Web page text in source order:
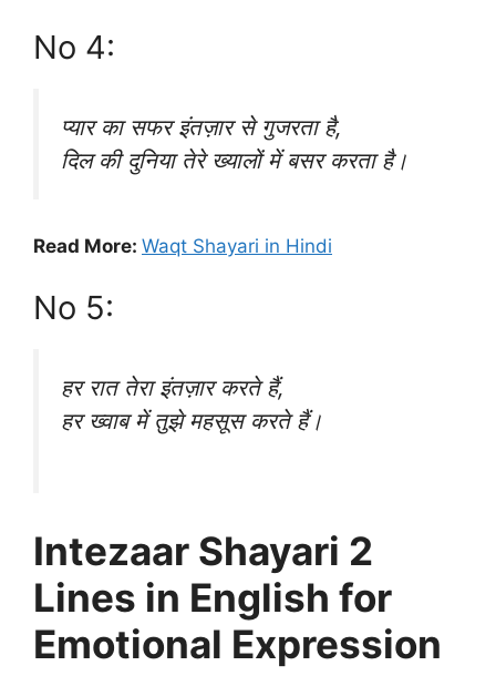
No 4:
प्यार का सफर इंतज़ार से गुजरता है,
दिल की दुनिया तेरे ख्यालों में बसर करता है।
Read More: Waqt Shayari in Hindi
No 5:
हर रात तेरा इंतज़ार करते हैं,
हर ख्वाब में तुझे महसूस करते हैं।
Intezaar Shayari 2
Lines in English for
Emotional Expression